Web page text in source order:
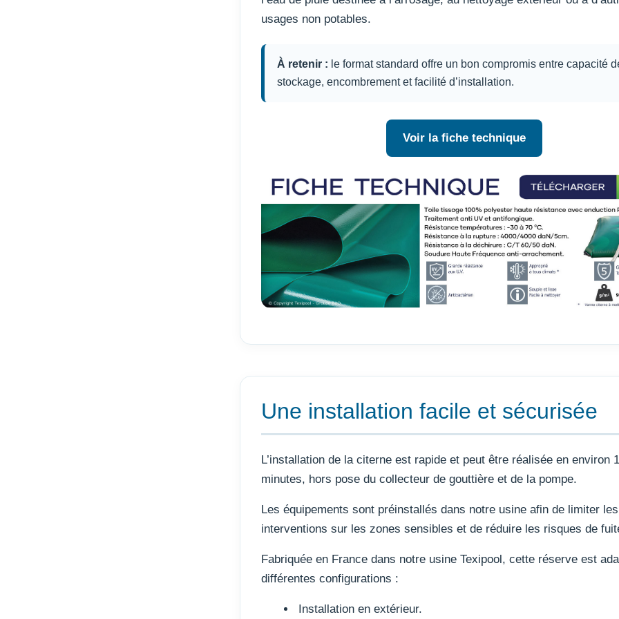
usages non potables.
À retenir : le format standard offre un bon compromis entre capacité
stockage, encombrement et facilité d’installation.
Voir la fiche technique
Une installation facile et sécurisée
L’installation de la citerne est rapide et peut être réalisée en environ
minutes, hors pose du collecteur de gouttière et de la pompe.
Les équipements sont préinstallés dans notre usine afin de limiter les
interventions sur les zones sensibles et de réduire les risques de
Fabriquée en France dans notre usine Texipool, cette réserve est
différentes configurations :
Installation en extérieur.